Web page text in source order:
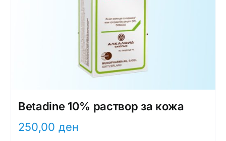
Betadine 10% раствор за кожа
250,00 ден